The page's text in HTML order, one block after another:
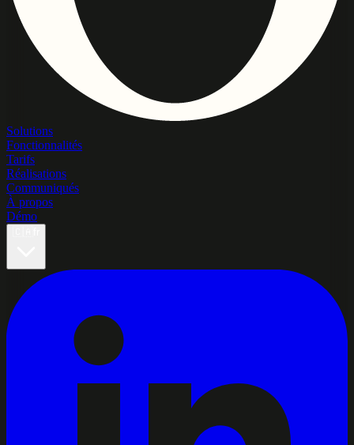
Solutions
Fonctionnalités
Tarifs
Réalisations
Communiqués
À propos
Démo